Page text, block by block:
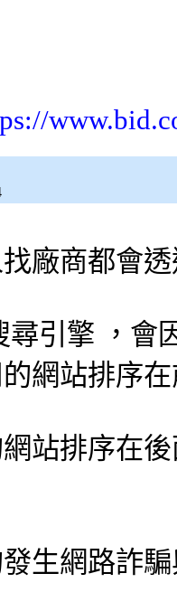
廠商都會
尋引擎 ，會
網站排序
站排序在
生網路詐